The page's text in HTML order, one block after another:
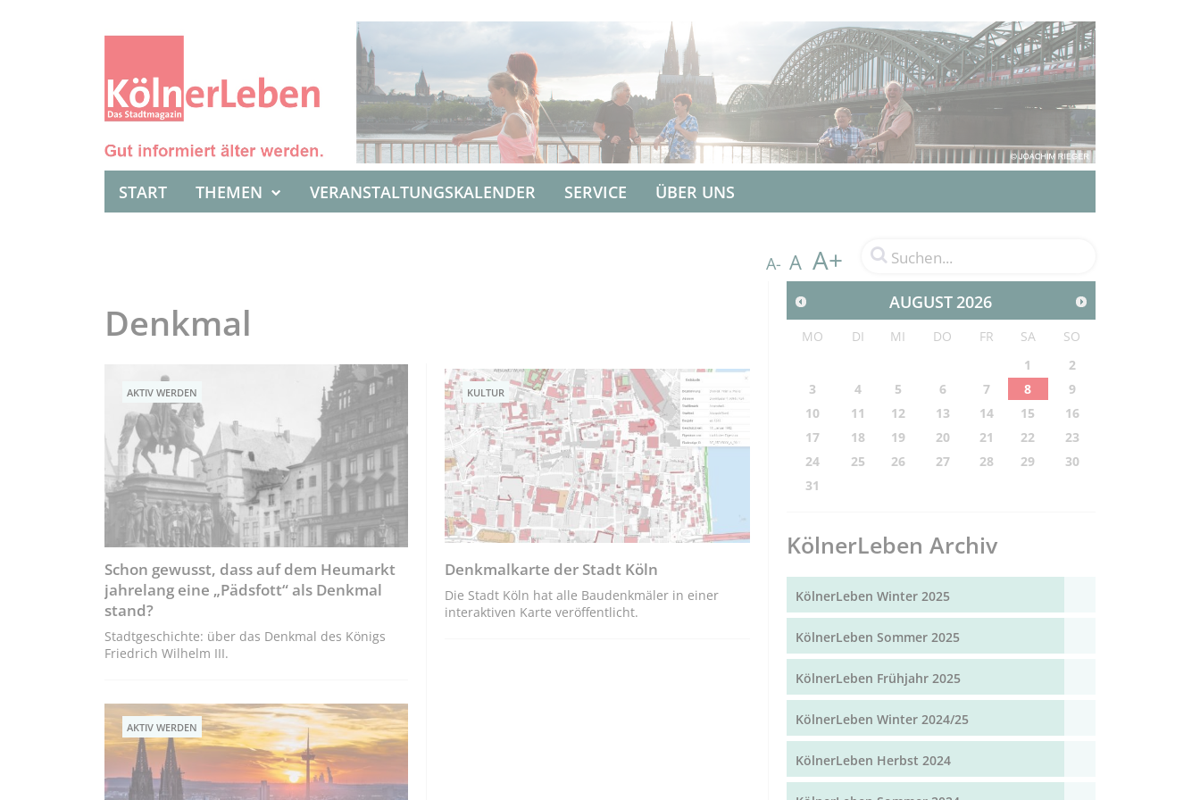
START THEMEN VERANSTALTUNGSKALENDER SERVICE ÜBER UNS
A- A A+
Denkmal
AKTIV WERDEN
Schon gewusst, dass auf dem Heumarkt
jahrelang eine „Pädsfott“ als Denkmal
stand?
Stadtgeschichte: über das Denkmal des Königs
Friedrich Wilhelm III.
AKTIV WERDEN
KULTUR
Denkmalkarte der Stadt Köln
Die Stadt Köln hat alle Baudenkmäler in einer
interaktiven Karte veröffentlicht.
AUGUST2026
MO DI MI DO FR SA
SO
1
2
3
4 5 6 7 8
9
10
11 12 13 14 15
16
17
18 19 20 21 22
23
24
25 26 27 28 29
30
31
KölnerLeben Archiv
KölnerLeben Winter 2025
KölnerLeben Sommer 2025
KölnerLeben Frühjahr 2025
KölnerLeben Winter 2024/25
KölnerLeben Herbst 2024